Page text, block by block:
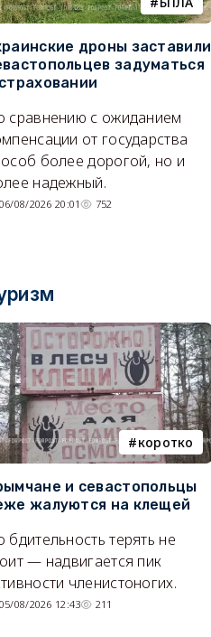
дроны заставили
задуматься
сравнению с ожиданием
от государства
более дорогой, но и
надежный.
06/08/2026 20:01 752
коротко
и севастопольцы
жалуются на клещей
бдительность терять не
— надвигается пик
членистоногих.
05/08/2026 12:43 211